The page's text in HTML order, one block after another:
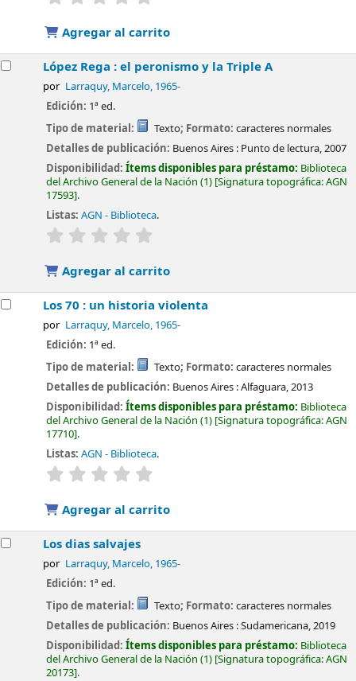
Agregar al carrito
López Rega : el peronismo y la Triple A
por Larraquy, Marcelo, 1965-
Edición: 1ª ed.
Tipo de material:
Texto; Formato: caracteres normales
Detalles de publicación: Buenos Aires : Punto de lectura,2007
Disponibilidad:Ítems disponibles para préstamo: Biblioteca
del Archivo General de la Nación (1) Signatura topográfica:AGN
17593 .
Listas: AGN - Biblioteca.
valoración
Agregar al carrito
Los 70 : un historia violenta
por Larraquy, Marcelo, 1965-
Edición: 1ª ed.
Tipo de material:
Texto; Formato: caracteres normales
Detalles de publicación: Buenos Aires :Alfaguara,2013
Disponibilidad:Ítems disponibles para préstamo: Biblioteca
del Archivo General de la Nación (1) Signatura topográfica:AGN
17710 .
Listas: AGN - Biblioteca.
valoración
Agregar al carrito
Los dias salvajes
por Larraquy, Marcelo, 1965-
Edición: 1ª ed.
Tipo de material:
Texto; Formato: caracteres normales
Detalles de publicación: Buenos Aires :Sudamericana,2019
Disponibilidad:Ítems disponibles para préstamo: Biblioteca
del Archivo General de la Nación (1) Signatura topográfica:AGN
20173 .